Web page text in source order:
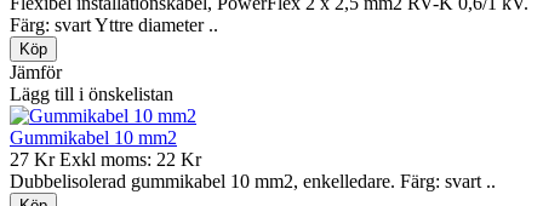
Färg: svart Yttre diameter ..
Jämför
Lägg till i önskelistan
Gummikabel 10 mm2
27 KrExkl moms: 22 Kr
Dubbelisolerad gummikabel 10 mm2, enkelledare. Färg: svart ..